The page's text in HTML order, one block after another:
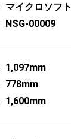
マイクロソフト
NSG-00009
1,097mm
778mm
1,600mm